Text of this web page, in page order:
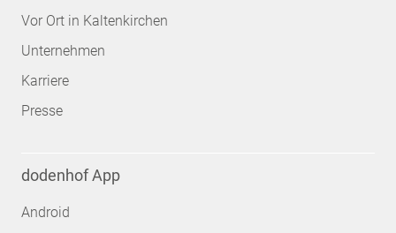
Vor Ort in Kaltenkirchen
Unternehmen
Karriere
Presse
dodenhof App
Android